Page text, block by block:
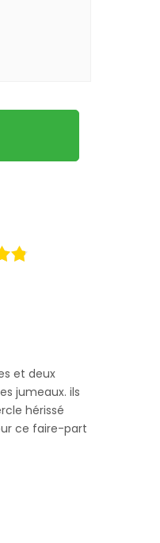
et deux
jumeaux. ils
hérissé
ce faire-part